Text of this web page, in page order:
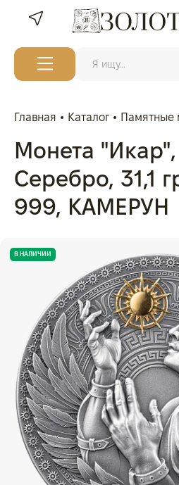
Главная Каталог Памятные
Монета "Икар",
Серебро, 31,1
999, КАМЕРУН
В НАЛИЧИИ